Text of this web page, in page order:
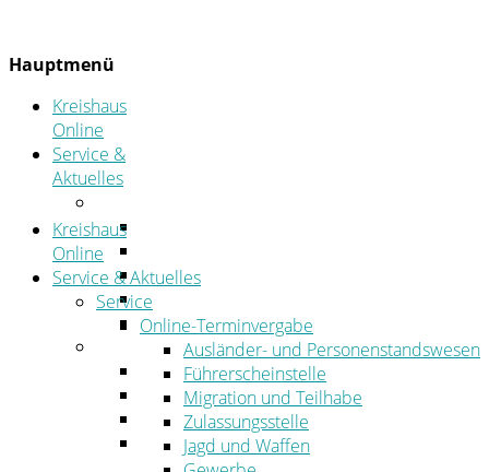
Hauptmenü
Kreishaus
Online
Service &
Aktuelles
Ansprechpersonen
Formulare
Öffnungszeiten
Aktuelles
Stellenangebote
Azubiportal
Pressemitteilungen
Bekanntmachungen & öffentliche
Zustellungen
Kreishaus
Online
Service & Aktuelles
Service
Online-Terminvergabe
Ausländer- und Personenstandswesen
Führerscheinstelle
Migration und Teilhabe
Zulassungsstelle
Jagd und Waffen